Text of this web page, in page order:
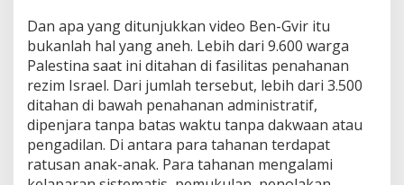
Dan apa yang ditunjukkan video Ben-Gvir itu
bukanlah hal yang aneh. Lebih dari 9.600 warga
Palestina saat ini ditahan di fasilitas penahanan
rezim Israel. Dari jumlah tersebut, lebih dari 3.500
ditahan di bawah penahanan administratif,
dipenjara tanpa batas waktu tanpa dakwaan atau
pengadilan. Di antara para tahanan terdapat
ratusan anak-anak. Para tahanan mengalami